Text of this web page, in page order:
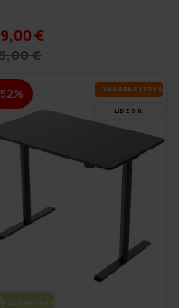
€
€
VA­SA­RAS IZ­SKA­ŅA
LĪDZ 9.8.
BEZ­MAK­SAS PIE­GĀ­DE